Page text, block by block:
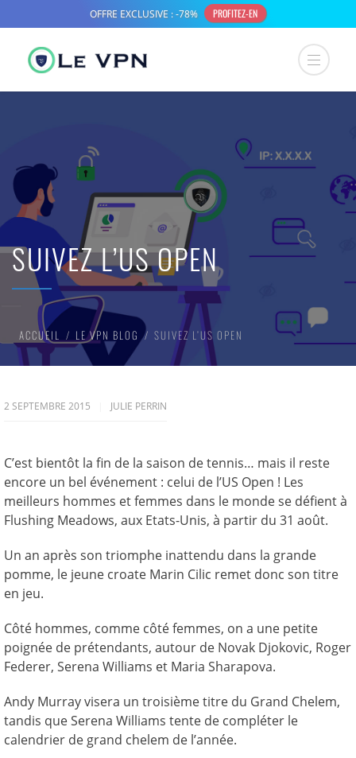
SUIVEZ L’US OPEN
ACCUEIL LE VPN BLOG SUIVEZ L’US OPEN
2 SEPTEMBRE 2015 JULIE PERRIN
C’est bientôt la fin de la saison de tennis… mais il reste
encore un bel événement : celui de l’US Open ! Les
meilleurs hommes et femmes dans le monde se défient à
Flushing Meadows, aux Etats-Unis, à partir du 31 août.
Un an après son triomphe inattendu dans la grande
pomme, le jeune croate Marin Cilic remet donc son titre
en jeu.
Côté hommes, comme côté femmes, on a une petite
poignée de prétendants, autour de Novak Djokovic, Roger
Federer, Serena Williams et Maria Sharapova.
Andy Murray visera un troisième titre du Grand Chelem,
tandis que Serena Williams tente de compléter le
calendrier de grand chelem de l’année.